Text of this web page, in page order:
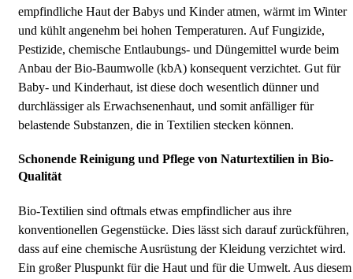
empfindliche Haut der Babys und Kinder atmen, wärmt im Winter
und kühlt angenehm bei hohen Temperaturen. Auf Fungizide,
Pestizide, chemische Entlaubungs- und Düngemittel wurde beim
Anbau der Bio-Baumwolle (kbA) konsequent verzichtet. Gut für
Baby- und Kinderhaut, ist diese doch wesentlich dünner und
durchlässiger als Erwachsenenhaut, und somit anfälliger für
belastende Substanzen, die in Textilien stecken können.
Schonende Reinigung und Pflege von Naturtextilien in Bio-
Qualität
Bio-Textilien sind oftmals etwas empfindlicher aus ihre
konventionellen Gegenstücke. Dies lässt sich darauf zurückführen,
dass auf eine chemische Ausrüstung der Kleidung verzichtet wird.
Ein großer Pluspunkt für die Haut und für die Umwelt. Aus diesem